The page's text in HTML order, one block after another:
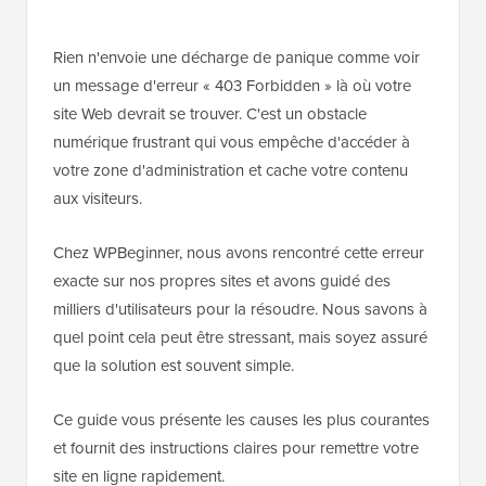
Rien n'envoie une décharge de panique comme voir
un message d'erreur « 403 Forbidden » là où votre
site Web devrait se trouver. C'est un obstacle
numérique frustrant qui vous empêche d'accéder à
votre zone d'administration et cache votre contenu
aux visiteurs.
Chez WPBeginner, nous avons rencontré cette erreur
exacte sur nos propres sites et avons guidé des
milliers d'utilisateurs pour la résoudre. Nous savons à
quel point cela peut être stressant, mais soyez assuré
que la solution est souvent simple.
Ce guide vous présente les causes les plus courantes
et fournit des instructions claires pour remettre votre
site en ligne rapidement.